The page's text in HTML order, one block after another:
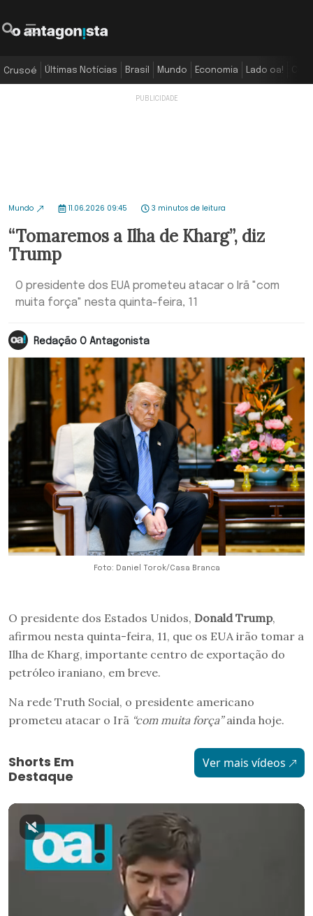
Crusoé Últimas Notícias Brasil Mundo Economia Lado oa!
Mundo 11.06.2026 09:45 3 minutos de leitura
“Tomaremos a Ilha de Kharg”, diz
Trump
O presidente dos EUA prometeu atacar o Irã "com
muita força" nesta quinta-feira, 11
Redação O Antagonista
Foto: Daniel Torok/Casa Branca
O presidente dos Estados Unidos, Donald Trump,
afirmou nesta quinta-feira, 11, que os EUA irão tomar a
Ilha de Kharg, importante centro de exportação do
petróleo iraniano, em breve.
Na rede Truth Social, o presidente americano
prometeu atacar o Irã “com muita força”ainda hoje.
Shorts Em
Destaque
Ver mais vídeos